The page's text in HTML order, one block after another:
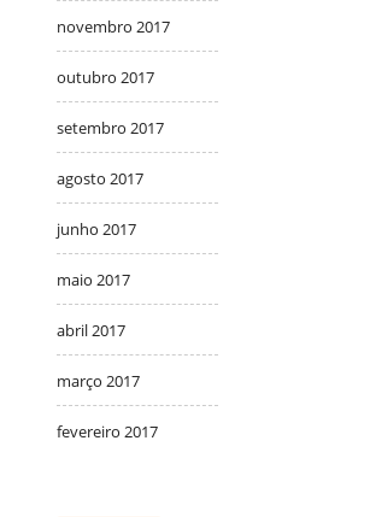
novembro 2017
outubro 2017
setembro 2017
agosto 2017
junho 2017
maio 2017
abril 2017
março 2017
fevereiro 2017